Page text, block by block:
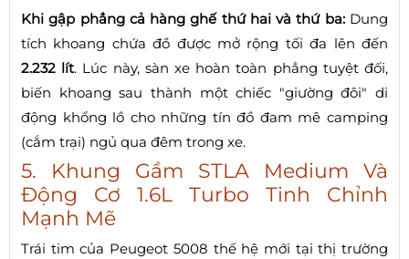
Khi gập phẳng cả hàng ghế thứ hai và thứ ba:Dung
tích khoang chứa đồ được mở rộng tối đa lên đến
2.232 lít. Lúc này, sàn xe hoàn toàn phẳng tuyệt đối,
biến khoang sau thành một chiếc "giường đôi" di
động khổng lồ cho những tín đồ đam mê camping
(cắm trại) ngủ qua đêm trong xe.
5. Khung Gầm STLA Medium Và
Động Cơ 1.6L Turbo Tinh Chỉnh
Mạnh Mẽ
Trái tim của Peugeot 5008 thế hệ mới tại thị trường